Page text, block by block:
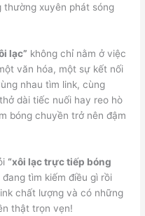
thường xuyên phát sóng
lạc” không chỉ nằm ở việc
văn hóa, một sự kết nối
nhau tìm link, cùng
dài tiếc nuối hay reo hò
bóng chuyền trở nên đậm
“xôi lạc trực tiếp bóng
đang tìm kiếm điều gì rồi
chất lượng và có những
thật trọn vẹn!